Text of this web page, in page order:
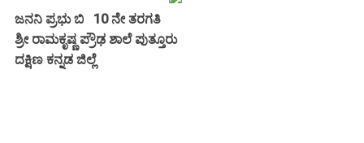
ಜನನಿ ಪ್ರಭು ಬಿ 10 ನೇ ತರಗತಿ
ಶ್ರೀ ರಾಮಕೃಷ್ಣ ಪ್ರೌಢ ಶಾಲೆ ಪುತ್ತೂರು
ದಕ್ಷಿಣ ಕನ್ನಡ ಜಿಲ್ಲೆ